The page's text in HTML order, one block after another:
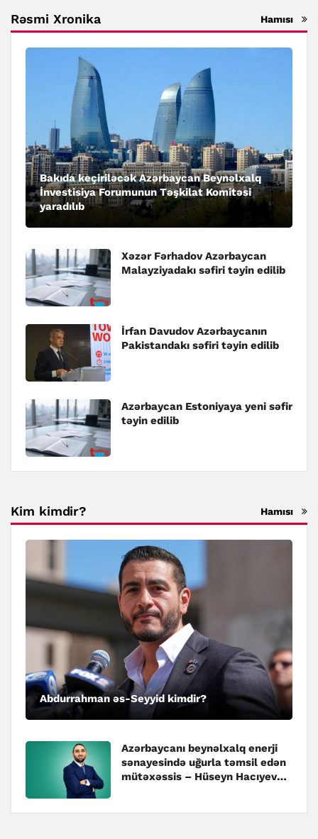
Rəsmi Xronika Hamısı
Bakıda keçiriləcək Azərbaycan Beynəlxalq
İnvestisiya Forumunun Təşkilat Komitəsi
yaradılıb
Xəzər Fərhadov Azərbaycan
Malayziyadakı səfiri təyin edilib
İrfan Davudov Azərbaycanın
Pakistandakı səfiri təyin edilib
Azərbaycan Estoniyaya yeni səfir
təyin edilib
Kim kimdir? Hamısı
Abdurrahman əs-Seyyid kimdir?
Azərbaycanı beynəlxalq enerji
sənayesində uğurla təmsil edən
mütəxəssis – Hüseyn Hacıyev